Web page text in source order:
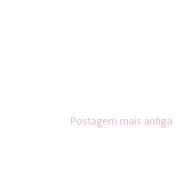
Postagem mais antiga